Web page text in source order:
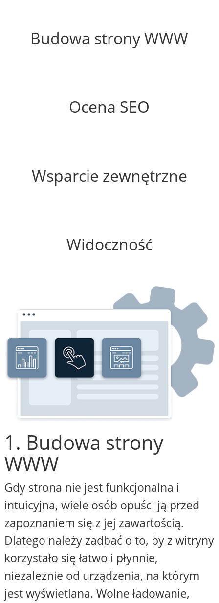
Budowa strony WWW
Ocena SEO
Wsparcie zewnętrzne
Widoczność
1. Budowa strony
WWW
Gdy strona nie jest funkcjonalna i
intuicyjna, wiele osób opuści ją przed
zapoznaniem się z jej zawartością.
Dlatego należy zadbać o to, by z witryny
korzystało się łatwo i płynnie,
niezależnie od urządzenia, na którym
jest wyświetlana. Wolne ładowanie,